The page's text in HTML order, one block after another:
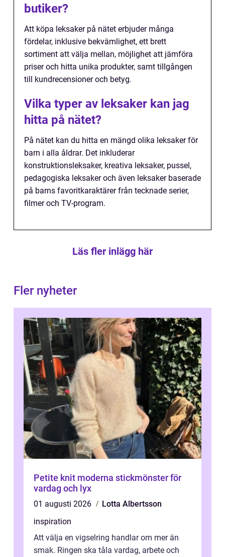
butiker?
Att köpa leksaker på nätet erbjuder många
fördelar, inklusive bekvämlighet, ett brett
sortiment att välja mellan, möjlighet att jämföra
priser och hitta unika produkter, samt tillgången
till kundrecensioner och betyg.
Vilka typer av leksaker kan jag
hitta på nätet?
På nätet kan du hitta en mängd olika leksaker för
barn i alla åldrar. Det inkluderar
konstruktionsleksaker, kreativa leksaker, pussel,
pedagogiska leksaker och även leksaker baserade
på barns favoritkaraktärer från tecknade serier,
filmer och TV-program.
Läs fler inlägg här
Fler nyheter
Petite knit moderna stickmönster för
vardag och lyx
01 augusti 2026
Lotta Albertsson
inspiration
Att välja en vigselring handlar om mer än
smak. Ringen ska tåla vardag, arbete och